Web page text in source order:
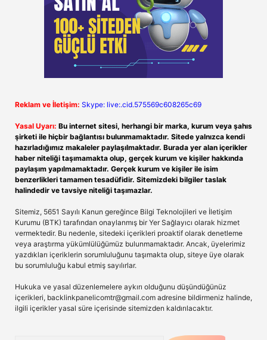
Reklam ve İletişim: Skype: live:.cid.575569c608265c69
Yasal Uyarı: Bu internet sitesi, herhangi bir marka, kurum veya şahıs
şirketi ile hiçbir bağlantısı bulunmamaktadır. Sitede yalnızca kendi
hazırladığımız makaleler paylaşılmaktadır. Burada yer alan içerikler
haber niteliği taşımamakta olup, gerçek kurum ve kişiler hakkında
paylaşım yapılmamaktadır. Gerçek kurum ve kişiler ile isim
benzerlikleri tamamen tesadüfidir. Sitemizdeki bilgiler taslak
halindedir ve tavsiye niteliği taşımazlar.
Sitemiz, 5651 Sayılı Kanun gereğince Bilgi Teknolojileri ve İletişim
Kurumu (BTK) tarafından onaylanmış bir Yer Sağlayıcı olarak hizmet
vermektedir. Bu nedenle, sitedeki içerikleri proaktif olarak denetleme
veya araştırma yükümlülüğümüz bulunmamaktadır. Ancak, üyelerimiz
yazdıkları içeriklerin sorumluluğunu taşımakta olup, siteye üye olarak
bu sorumluluğu kabul etmiş sayılırlar.
Hukuka ve yasal düzenlemelere aykırı olduğunu düşündüğünüz
içerikleri, backlinkpanelicomtr@gmail.com adresine bildirmeniz halinde,
ilgili içerikler yasal süre içerisinde sitemizden kaldırılacaktır.